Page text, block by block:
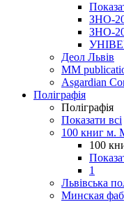
ЗНО-
ЗНО-
Деол Львів
MM
Asgardian
Поліграфія
Поліграфія
Показати всі
100 книг м.
100
1
Львівська
Минская